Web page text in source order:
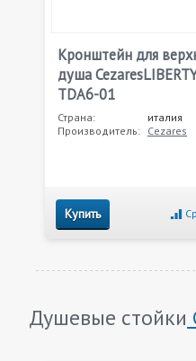
Кронштейн для
душа
TDA6-01
Страна:
италия
Производитель: Cezares
Купить
Душевые стойки